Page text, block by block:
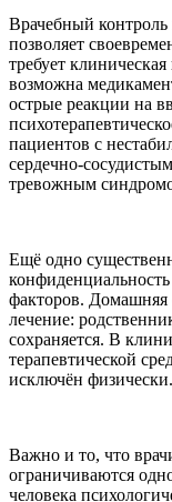
Врачебный контроль
позволяет
требует
возможна
острые реакции на
пациентов с
сердечно-
тревожным
Ещё одно
факторов. Домашняя
лечение:
сохраняется. В
терапевтической
исключён физически.
Важно и то, что
ограничиваются
человека